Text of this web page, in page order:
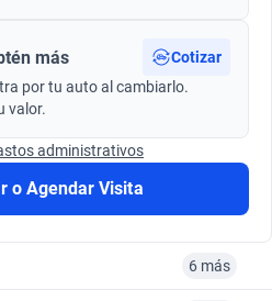
más
Cotizar
por tu auto al cambiarlo.
valor.
administrativos
o Agendar Visita
6 más